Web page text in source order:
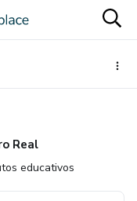
Real
educativos